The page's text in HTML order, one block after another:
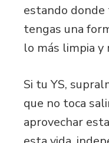
estando
tengas una
lo más limpia y
Si tu YS,
que no toca
aprovechar